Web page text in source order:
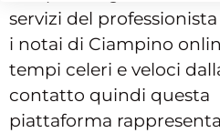
servizi del
i notai di Ciampino
tempi celeri e veloci
contatto quindi questa
piattaforma